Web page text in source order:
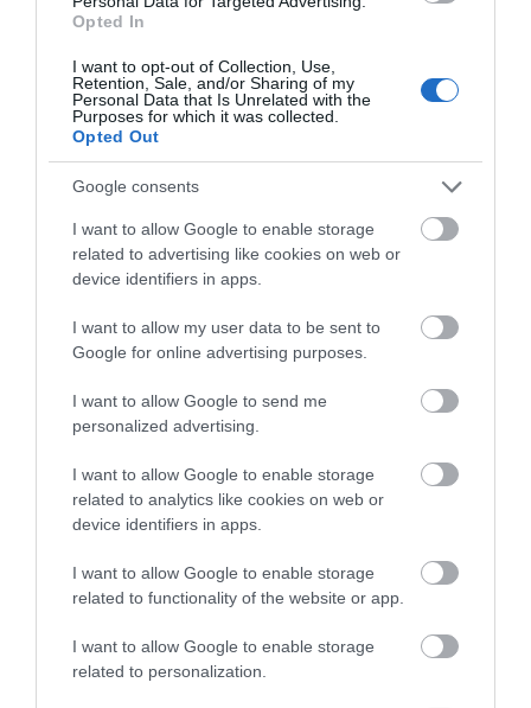
Opted In
I want to opt-out of Collection, Use,
Retention, Sale, and/or Sharing of my
Personal Data that Is Unrelated with the
Purposes for which it was collected.
Opted Out
Google consents
I want to allow Google to enable storage
related to advertising like cookies on web or
device identifiers in apps.
I want to allow my user data to be sent to
Google for online advertising purposes.
I want to allow Google to send me
personalized advertising.
I want to allow Google to enable storage
related to analytics like cookies on web or
device identifiers in apps.
I want to allow Google to enable storage
related to functionality of the website or app.
I want to allow Google to enable storage
related to personalization.